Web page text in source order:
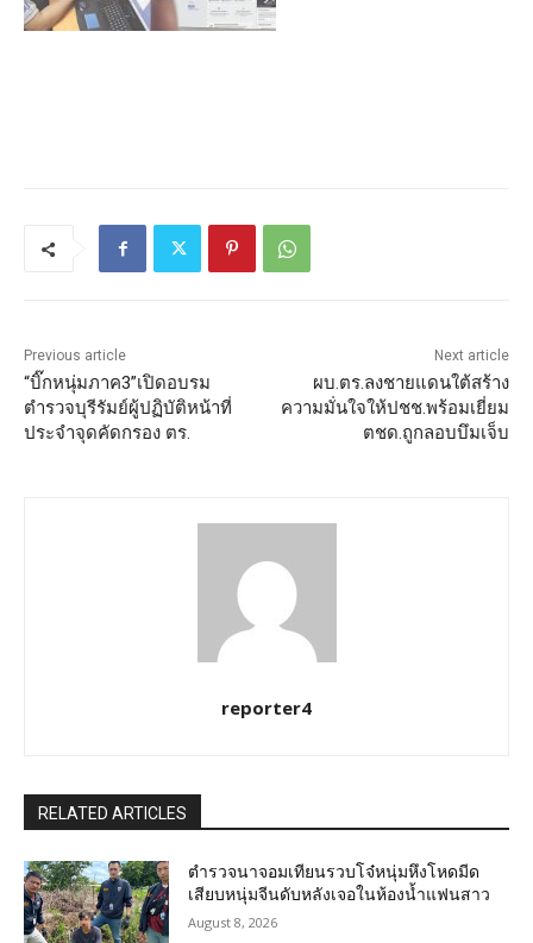
Previous article
“บิ๊กหนุ่มภาค3”เปิดอบรม
ตำรวจบุรีรัมย์ผู้ปฏิบัติหน้าที่
ประจำจุดคัดกรอง ตร.
Next article
ผบ.ตร.ลงชายแดนใต้สร้าง
ความมั่นใจให้ปชช.พร้อมเยี่ยม
ตชด.ถูกลอบบึมเจ็บ
reporter4
RELATED ARTICLES
ตำรวจนาจอมเทียนรวบโจ๋หนุ่มหึงโหดมีด
เสียบหนุ่มจีนดับหลังเจอในห้องน้ำแฟนสาว
August 8, 2026